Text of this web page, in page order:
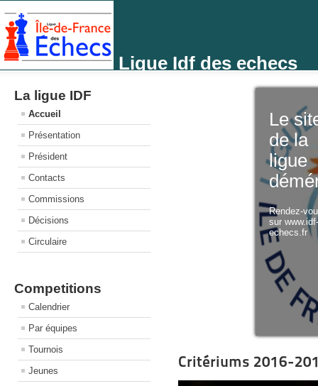
Ligue Idf des echecs
La ligue IDF
Accueil
Présentation
Président
Contacts
Commissions
Décisions
Circulaire
Competitions
Calendrier
Par équipes
Tournois
Jeunes
Le
de la
ligue
Rendez-
sur
echecs.fr
Critériums 2016-